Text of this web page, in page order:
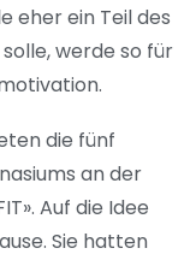
eher ein Teil des
werde so für
die fünf
an der
Auf die Idee
Sie hatten